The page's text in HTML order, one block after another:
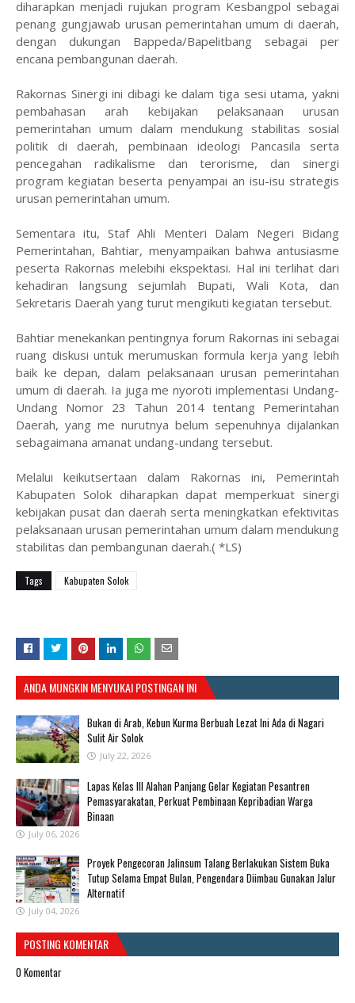
diharapkan menjadi rujukan program Kesbangpol sebagai
penang gungjawab urusan pemerintahan umum di daerah,
dengan dukungan Bappeda/Bapelitbang sebagai per
encana pembangunan daerah.
Rakornas Sinergi ini dibagi ke dalam tiga sesi utama, yakni
pembahasan arah kebijakan pelaksanaan urusan
pemerintahan umum dalam mendukung stabilitas sosial
politik di daerah, pembinaan ideologi Pancasila serta
pencegahan radikalisme dan terorisme, dan sinergi
program kegiatan beserta penyampai an isu-isu strategis
urusan pemerintahan umum.
Sementara itu, Staf Ahli Menteri Dalam Negeri Bidang
Pemerintahan, Bahtiar, menyampaikan bahwa antusiasme
peserta Rakornas melebihi ekspektasi. Hal ini terlihat dari
kehadiran langsung sejumlah Bupati, Wali Kota, dan
Sekretaris Daerah yang turut mengikuti kegiatan tersebut.
Bahtiar menekankan pentingnya forum Rakornas ini sebagai
ruang diskusi untuk merumuskan formula kerja yang lebih
baik ke depan, dalam pelaksanaan urusan pemerintahan
umum di daerah. Ia juga me nyoroti implementasi Undang-
Undang Nomor 23 Tahun 2014 tentang Pemerintahan
Daerah, yang me nurutnya belum sepenuhnya dijalankan
sebagaimana amanat undang-undang tersebut.
Melalui keikutsertaan dalam Rakornas ini, Pemerintah
Kabupaten Solok diharapkan dapat memperkuat sinergi
kebijakan pusat dan daerah serta meningkatkan efektivitas
pelaksanaan urusan pemerintahan umum dalam mendukung
stabilitas dan pembangunan daerah.( *LS)
Tags Kabupaten Solok
ANDA MUNGKIN MENYUKAI POSTINGAN INI
Bukan di Arab, Kebun Kurma Berbuah Lezat Ini Ada di Nagari
Sulit Air Solok
July 22, 2026
Lapas Kelas III Alahan Panjang Gelar Kegiatan Pesantren
Pemasyarakatan, Perkuat Pembinaan Kepribadian Warga
Binaan
July 06, 2026
Proyek Pengecoran Jalinsum Talang Berlakukan Sistem Buka
Tutup Selama Empat Bulan, Pengendara Diimbau Gunakan Jalur
Alternatif
July 04, 2026
POSTING KOMENTAR
0 Komentar